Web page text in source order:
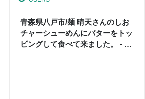
青森県八戸市/麺 晴天さんのしお
チャーシューめんにバターをトッ
ピングして食べて来ました。 - メ